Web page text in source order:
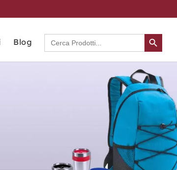
Blog Search
for:
Search Button